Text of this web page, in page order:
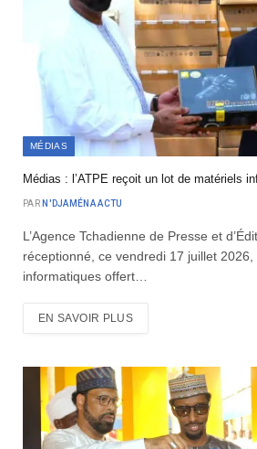
MÉDIAS
Médias : l’ATPE reçoit un lot de matériels
PAR N'DJAMÉNA ACTU
L’Agence Tchadienne de Presse et
réceptionné, ce vendredi 17 juillet
informatiques offert…
EN SAVOIR PLUS